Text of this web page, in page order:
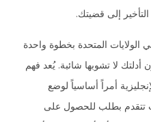
الولايات المتحدة بخطوة واحدة
لا تشوبها شائبة. يُعد فهم
أمراً أساسياً لوضع
تتقدم بطلب للحصول على